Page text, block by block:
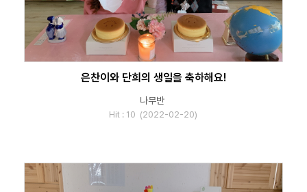
은찬이와 단희의 생일을 축하해요!
나무반
Hit : 10 (2022-02-20)